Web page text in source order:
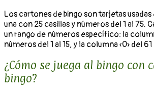
Los cartones de bingo son tarjetas
una con 25 casillas y números del 1 al 75.
un rango de números específico: la
números del 1 al 15, y la columna «O» del 61
¿Cómo se juega al bingo con
bingo?